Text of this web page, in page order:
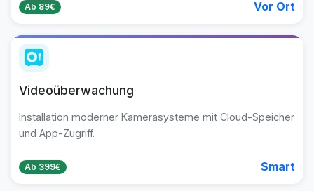
Ab 89€ Vor Ort
Videoüberwachung
Installation moderner Kamerasysteme mit Cloud-Speicher
und App-Zugriff.
Ab 399€ Smart